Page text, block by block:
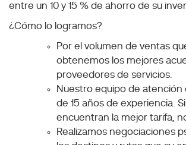
entre un 10 y 15 % de ahorro de su
¿Cómo lo logramos?
Por el volumen de ventas
obtenemos los mejores
proveedores de servicios.
Nuestro equipo de atención
de 15 años de experiencia.
encuentran la mejor tarifa,
Realizamos negociaciones